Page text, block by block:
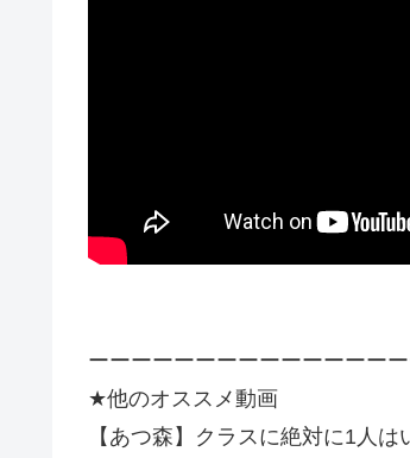
ーーーーーーーーーーーーーー
★他のオススメ動画
【あつ森】クラスに絶対に1人